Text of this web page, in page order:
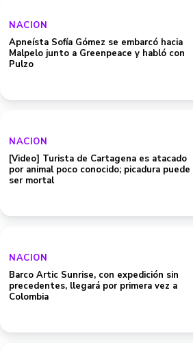
NACION
Apneísta Sofía Gómez se embarcó hacia
Malpelo junto a Greenpeace y habló con
Pulzo
NACION
[Video] Turista de Cartagena es atacado
por animal poco conocido; picadura puede
ser mortal
NACION
Barco Artic Sunrise, con expedición sin
precedentes, llegará por primera vez a
Colombia